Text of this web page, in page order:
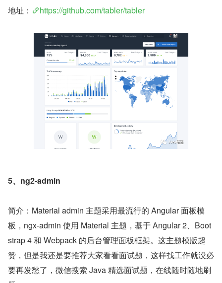
地址： https://github.com/tabler/tabler
5、ng2-admin
简介：Material admin 主题采用最流行的 Angular 面板模
板，ngx-admin 使用 Material 主题，基于 Angular 2、Boot
strap 4 和 Webpack 的后台管理面板框架。这主题模版超
赞，但是我还是要推荐大家看看面试题，这样找工作就没必
要再发愁了，微信搜索 Java 精选面试题，在线随时随地刷